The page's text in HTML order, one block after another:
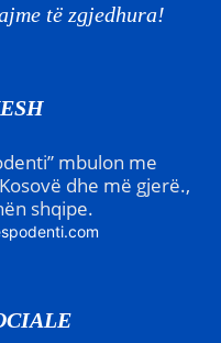
të zgjedhura!
mbulon me
dhe më gjerë.,
shqipe.